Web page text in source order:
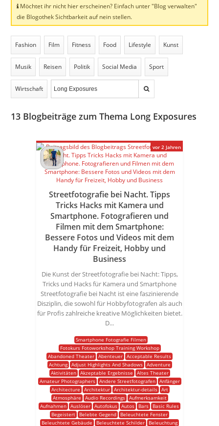
Möchtet ihr nicht hier erscheinen? Einfach unter "Blog verwalten"
die Blogothek Sichtbarkeit auf nein stellen.
Fashion Film Fitness Food Lifestyle Kunst
Musik Reisen Politik Social Media Sport
Wirtschaft
13 Blogbeiträge zum Thema Long Exposures
Streetfotografie bei Nacht. Tipps
Tricks Hacks mit Kamera und
Smartphone. Fotografieren und
Filmen mit dem Smartphone:
Bessere Fotos und Videos mit dem
Handy für Freizeit, Hobby und
Business
Die Kunst der Streetfotografie bei Nacht: Tipps,
Tricks und Hacks für Kamera und Smartphone
Streetfotografie bei Nacht ist eine faszinierende
Disziplin, die sowohl für Hobbyfotografen als auch
für Profis zahlreiche kreative Möglichkeiten bietet.
D...
Smartphone Fotografie Filmen
Fotokurs Fotoworkshop Training Workshop
Abandoned Theater Abenteuer Acceptable Results
Achtung
Adjust Highlights And Shadows
Adventure
Aktivitäten
Akzeptable Ergebnisse
Altes Theater
Amateur Photographers
Andere Streetfotografen
Anfänger
Architecture
Architektur Architektur-details
Art
Atmosphäre
Audio Recordings
Aufmerksamkeit
Aufnahmen Auslöser Autofokus Autos Bars
Basic Rules
Begeistert
Belebte Gegend
Beleuchtete Fenster
Beleuchtete Gebäude
Beleuchtete Schilder
Beleuchtung
vor 2 Jahren